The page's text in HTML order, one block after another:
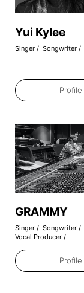
Yui Kylee
Singer Songwriter
Profile
GRAMMY
Singer
Songwriter
Vocal Producer
Profile